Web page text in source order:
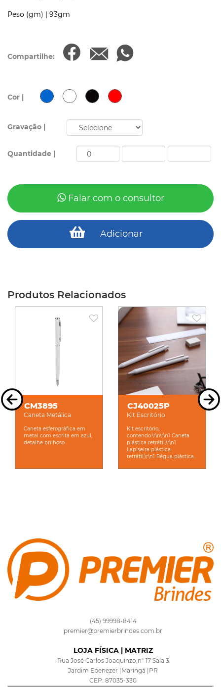
Peso (gm) | 93gm
Compartilhe:
Cor |
Gravação |
Quantidade |
Falar com o consultor
Adicionar
Produtos Relacionados
CM3895
Caneta Metálica
Caneta esferográfica em
metal com escrita em azul,
detalhe brilhoso.
CJ40025P
Kit Escritório
Kit escritório,
contendo:\r\n\r\n1 Caneta
plástica retrátil;\r\n1
Lapiseira plástica
retrátil;\r\n1 Régua plástica...
(45) 99998-8414
premier@premierbrindes.com.br
LOJA FÍSICA | MATRIZ
Rua José Carlos Joaquinzo,n° 17 Sala 3
Jardim Ebenezer |Maringá |PR
CEP: 87035-330